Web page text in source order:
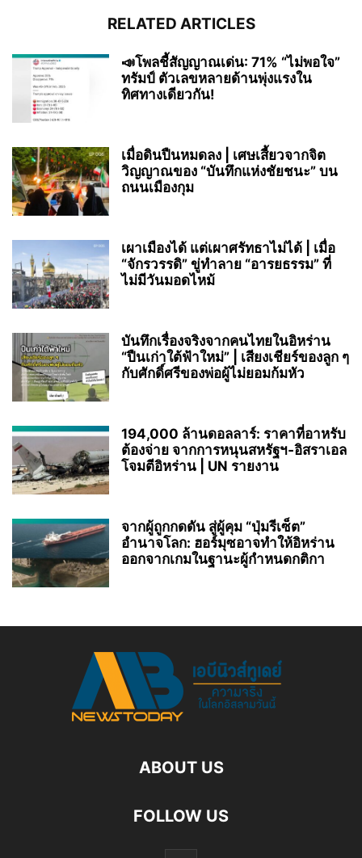
RELATED ARTICLES
📣โพลชี้สัญญาณเด่น: 71% “ไม่พอใจ”
ทรัมป์ ตัวเลขหลายด้านพุ่งแรงใน
ทิศทางเดียวกัน!
เมื่อดินปืนหมดลง | เศษเสี้ยวจากจิต
วิญญาณของ “บันทึกแห่งชัยชนะ” บน
ถนนเมืองกุม
เผาเมืองได้ แต่เผาศรัทธาไม่ได้ | เมื่อ
“จักรวรรดิ” ขู่ทำลาย “อารยธรรม” ที่
ไม่มีวันมอดไหม้
บันทึกเรื่องจริงจากคนไทยในอิหร่าน
“ปืนเก่าใต้ฟ้าใหม่” | เสียงเชียร์ของลูก ๆ
กับศักดิ์ศรีของพ่อผู้ไม่ยอมก้มหัว
194,000 ล้านดอลลาร์: ราคาที่อาหรับ
ต้องจ่าย จากการหนุนสหรัฐฯ‑อิสราเอล
โจมตีอิหร่าน | UN รายงาน
จากผู้ถูกกดดัน สู่ผู้คุม “ปุ่มรีเซ็ต”
อำนาจโลก: ฮอร์มุซอาจทำให้อิหร่าน
ออกจากเกมในฐานะผู้กำหนดกติกา
ABOUT US
FOLLOW US